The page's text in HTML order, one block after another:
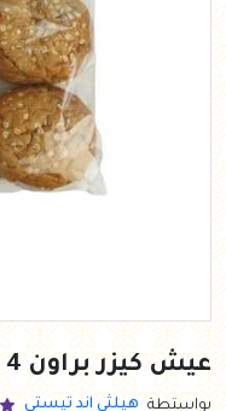
عيش كيزر براون 4 قطع من فلوريل
بواستطة هيلثي اند تيستى